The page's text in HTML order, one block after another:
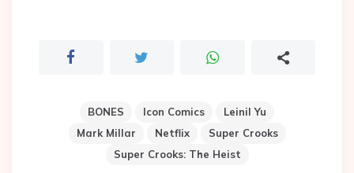
BONES Icon Comics
Leinil Yu
Mark Millar
Netflix
Super Crooks
Super Crooks: The Heist